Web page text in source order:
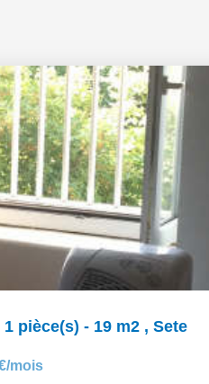
1 pièce(s) - 19 m2 , Sete
mois